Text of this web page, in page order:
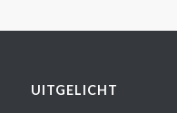
UITGELICHT